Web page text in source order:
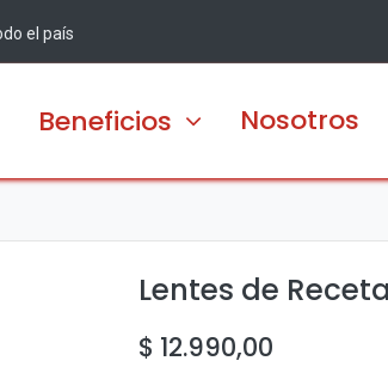
el país
Beneficios Nosotros
Lentes de
$ 12.990,00